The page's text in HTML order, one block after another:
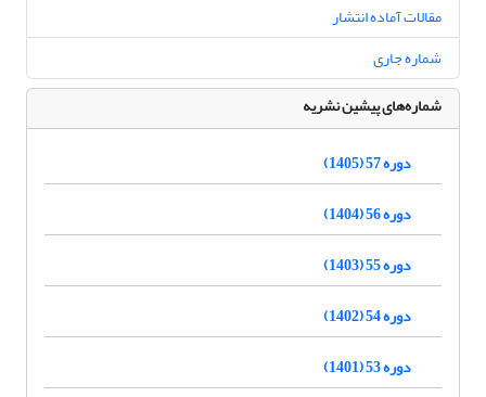
مقالات آماده انتشار
شماره جاری
شماره‌های پیشین نشریه
دوره 57 (1405)
دوره 56 (1404)
دوره 55 (1403)
دوره 54 (1402)
دوره 53 (1401)